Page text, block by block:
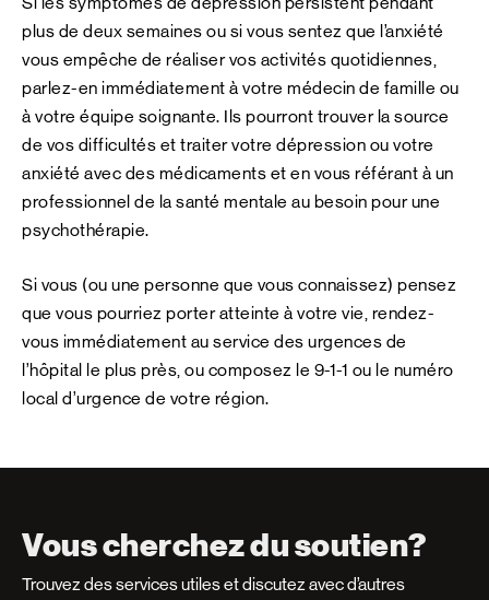
plus de deux semaines ou si vous sentez que l’anxiété
vous empêche de réaliser vos activités quotidiennes,
parlez-en immédiatement à votre médecin de famille ou
à votre équipe soignante. Ils pourront trouver la source
de vos difficultés et traiter votre dépression ou votre
anxiété avec des médicaments et en vous référant à un
professionnel de la santé mentale au besoin pour une
psychothérapie.
Si vous (ou une personne que vous connaissez) pensez
que vous pourriez porter atteinte à votre vie, rendez-
vous immédiatement au service des urgences de
l’hôpital le plus près, ou composez le 9-1-1 ou le numéro
local d’urgence de votre région.
Vous cherchez du soutien?
Trouvez des services utiles et discutez avec d’autres